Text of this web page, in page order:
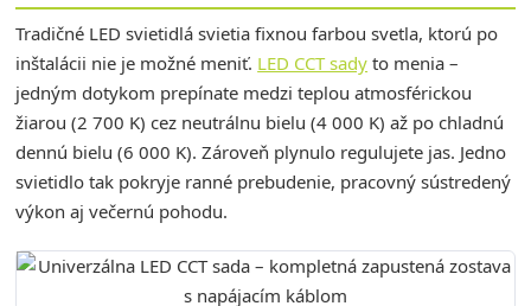
Tradičné LED svietidlá svietia fixnou farbou svetla, ktorú po
inštalácii nie je možné meniť. LED CCT sady to menia –
jedným dotykom prepínate medzi teplou atmosférickou
žiarou (2 700 K) cez neutrálnu bielu (4 000 K) až po chladnú
dennú bielu (6 000 K). Zároveň plynulo regulujete jas. Jedno
svietidlo tak pokryje ranné prebudenie, pracovný sústredený
výkon aj večernú pohodu.